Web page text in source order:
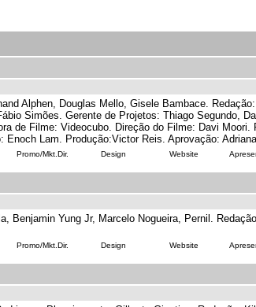
Alphen, Douglas Mello, Gisele Bambace.
Simões. Gerente de Projetos: Thiago Segundo,
de Filme: Videocubo. Direção do Filme: Davi Moori.
Lam. Produção:Victor Reis. Aprovação:
Promo/Mkt.Dir. Design Website
Benjamin Yung Jr, Marcelo Nogueira, Pernil.
Promo/Mkt.Dir. Design Website